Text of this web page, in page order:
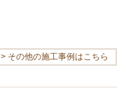
> その他の施工事例はこちら